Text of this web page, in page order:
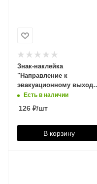
Знак-наклейка
"Направление к
эвакуационному выходу
по лестнице НАЛЕВО
вверх", квадрат,
200*200мм, 610021
Есть в наличии
126 ₽/шт
В корзину